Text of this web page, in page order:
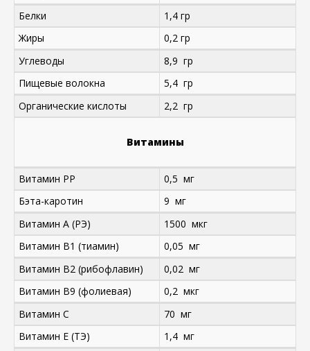
Белки
1,4 гр
Жиры
0,2 гр
Углеводы
8,9 гр
Пищевые волокна
5,4 гр
Органические кислоты
2,2 гр
Витамины
Витамин PP
0,5 мг
Бэта-каротин
9 мг
Витамин A (РЭ)
1500 мкг
Витамин B1 (тиамин)
0,05 мг
Витамин B2 (рибофлавин)
0,02 мг
Витамин B9 (фолиевая)
0,2 мкг
Витамин C
70 мг
Витамин E (ТЭ)
1,4 мг